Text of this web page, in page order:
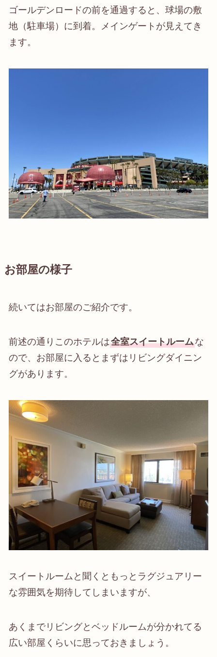
ゴールデンロードの前を通過すると、球場の敷
地（駐車場）に到着。メインゲートが見えてき
ます。
お部屋の様子
続いてはお部屋のご紹介です。
前述の通りこのホテルは全室スイートルームな
ので、お部屋に入るとまずはリビングダイニン
グがあります。
スイートルームと聞くともっとラグジュアリー
な雰囲気を期待してしまいますが、
あくまでリビングとベッドルームが分かれてる
広い部屋 くらいに思っておきましょう。